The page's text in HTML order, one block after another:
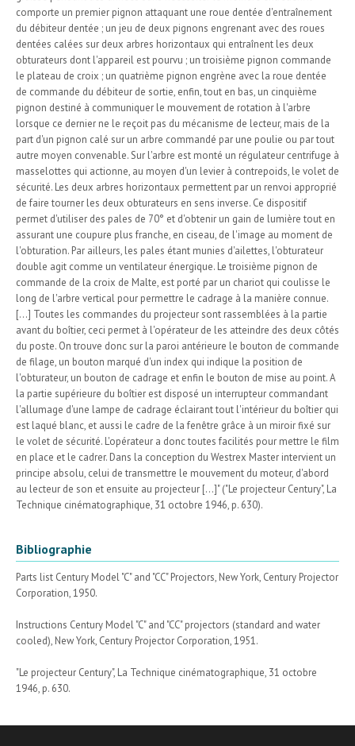
comporte un premier pignon attaquant une roue dentée d'entraînement
du débiteur dentée ; un jeu de deux pignons engrenant avec des roues
dentées calées sur deux arbres horizontaux qui entraînent les deux
obturateurs dont l'appareil est pourvu ; un troisième pignon commande
le plateau de croix ; un quatrième pignon engrène avec la roue dentée
de commande du débiteur de sortie, enfin, tout en bas, un cinquième
pignon destiné à communiquer le mouvement de rotation à l'arbre
lorsque ce dernier ne le reçoit pas du mécanisme de lecteur, mais de la
part d'un pignon calé sur un arbre commandé par une poulie ou par tout
autre moyen convenable. Sur l'arbre est monté un régulateur centrifuge à
masselottes qui actionne, au moyen d'un levier à contrepoids, le volet de
sécurité. Les deux arbres horizontaux permettent par un renvoi approprié
de faire tourner les deux obturateurs en sens inverse. Ce dispositif
permet d'utiliser des pales de 70° et d'obtenir un gain de lumière tout en
assurant une coupure plus franche, en ciseau, de l'image au moment de
l'obturation. Par ailleurs, les pales étant munies d'ailettes, l'obturateur
double agit comme un ventilateur énergique. Le troisième pignon de
commande de la croix de Malte, est porté par un chariot qui coulisse le
long de l'arbre vertical pour permettre le cadrage à la manière connue.
[...] Toutes les commandes du projecteur sont rassemblées à la partie
avant du boîtier, ceci permet à l'opérateur de les atteindre des deux côtés
du poste. On trouve donc sur la paroi antérieure le bouton de commande
de filage, un bouton marqué d'un index qui indique la position de
l'obturateur, un bouton de cadrage et enfin le bouton de mise au point. A
la partie supérieure du boîtier est disposé un interrupteur commandant
l'allumage d'une lampe de cadrage éclairant tout l'intérieur du boîtier qui
est laqué blanc, et aussi le cadre de la fenêtre grâce à un miroir fixé sur
le volet de sécurité. L'opérateur a donc toutes facilités pour mettre le film
en place et le cadrer. Dans la conception du Westrex Master intervient un
principe absolu, celui de transmettre le mouvement du moteur, d'abord
au lecteur de son et ensuite au projecteur [...]" ("Le projecteur Century", La
Technique cinématographique, 31 octobre 1946, p. 630).
Bibliographie
Parts list Century Model "C" and "CC" Projectors, New York, Century Projector
Corporation, 1950.
Instructions Century Model "C" and "CC" projectors (standard and water
cooled), New York, Century Projector Corporation, 1951.
"Le projecteur Century", La Technique cinématographique, 31 octobre
1946, p. 630.